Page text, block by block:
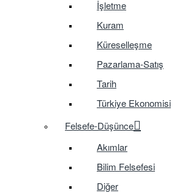
İşletme
Kuram
Küreselleşme
Pazarlama-Satış
Tarih
Türkiye Ekonomisi
Felsefe-Düşünce
Akımlar
Bilim Felsefesi
Diğer